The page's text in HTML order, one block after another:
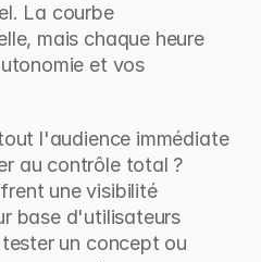
La courbe
mais chaque heure
et vos
l'audience immédiate
au contrôle total ?
une visibilité
base d'utilisateurs
un concept ou